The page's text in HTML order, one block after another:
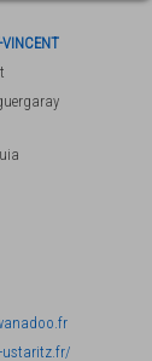
VINCENT
ustaritz.fr/